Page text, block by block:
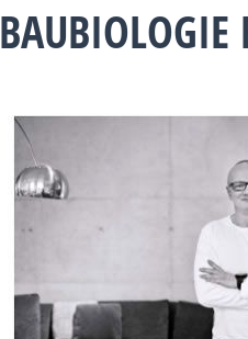
BAUBIOLOGIE